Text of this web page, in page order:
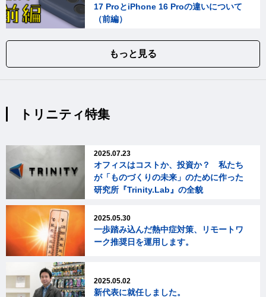
17 ProとiPhone 16 Proの違いについて
（前編）
もっと見る
トリニティ特集
2025.07.23
オフィスはコストか、投資か？ 私たち
が「ものづくりの未来」のために作った
研究所『Trinity.Lab』の全貌
2025.05.30
一歩踏み込んだ熱中症対策、リモートワ
ーク推奨日を運用します。
2025.05.02
新代表に就任しました。